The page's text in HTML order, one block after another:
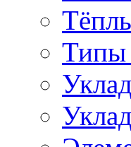
Типы